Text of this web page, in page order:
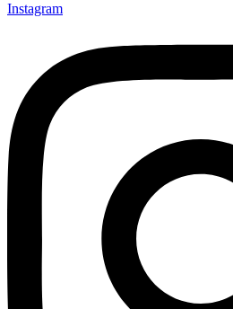
Instagram